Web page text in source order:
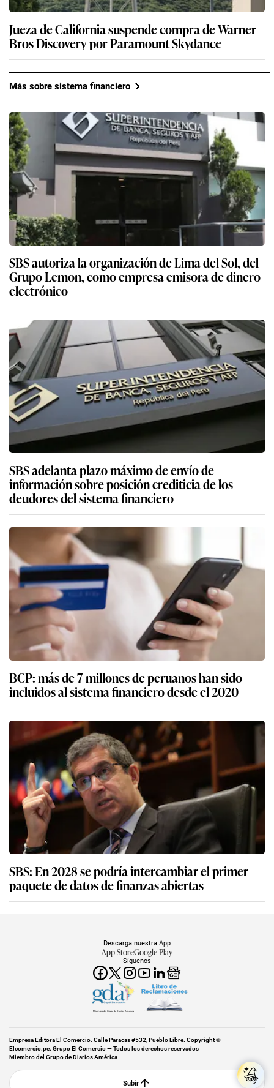
Jueza de California suspende compra de Warner
Bros Discovery por Paramount Skydance
Más sobre sistema financiero
SBS autoriza la organización de Lima del Sol, del
Grupo Lemon, como empresa emisora de dinero
electrónico
SBS adelanta plazo máximo de envío de
información sobre posición crediticia de los
deudores del sistema financiero
BCP: más de 7 millones de peruanos han sido
incluidos al sistema financiero desde el 2020
SBS: En 2028 se podría intercambiar el primer
paquete de datos de finanzas abiertas
Síguenos
Descarga nuestra App
App StoreGoogle Play
Miembro del Grupo de Diarios América
Empresa Editora El Comercio. Calle Paracas #532, Pueblo Libre. Copyright ©
Elcomercio.pe. Grupo El Comercio — Todos los derechos reservados
Miembro del Grupo de Diarios América
Subir